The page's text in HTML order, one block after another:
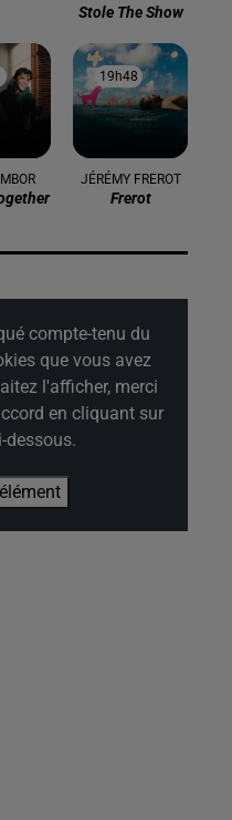
Stole The Show
19h48
19h48
JÉRÉMY FREROT
Frerot
compte-tenu du
que vous avez
l'afficher, merci
en cliquant sur
dessous.